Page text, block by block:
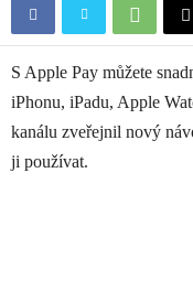
S Apple Pay můžete
iPhonu, iPadu, Apple
kanálu zveřejnil nový
ji používat.